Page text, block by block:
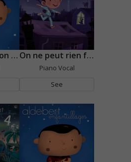
On m'a volé mon nin-nin On ne peut rien faire quand on a un p'tit
Piano Vocal
See